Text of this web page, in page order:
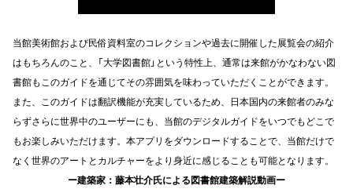
当館美術館および民俗資料室のコレクションや過去に開催した展覧会の紹介
はもちろんのこと、「大学図書館」という特性上、通常は来館がかなわない図
書館もこのガイドを通じてその雰囲気を味わっていただくことができます。
また、このガイドは翻訳機能が充実しているため、日本国内の来館者のみな
らずさらに世界中のユーザーにも、当館のデジタルガイドをいつでもどこで
もお楽しみいただけます。本アプリをダウンロードすることで、当館だけで
なく世界のアートとカルチャーをより身近に感じることも可能となります。
ー建築家：藤本壮介氏による図書館建築解説動画ー